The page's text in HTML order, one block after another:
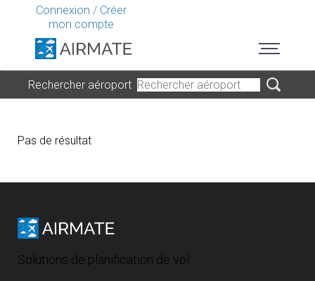
Connexion / Créer
mon compte
Rechercher aéroport
Pas de résultat
Solutions de planification de vol